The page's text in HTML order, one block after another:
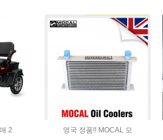
2
영국 정품!! MOCAL 모